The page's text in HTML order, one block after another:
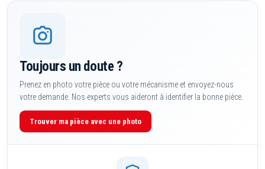
Toujours un doute ?
Prenez en photo votre pièce ou votre mécanisme et envoyez-nous
votre demande. Nos experts vous aideront à identifier la bonne pièce.
Trouver ma pièce avec une photo